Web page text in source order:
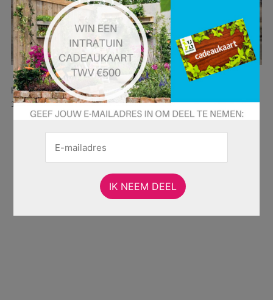
Hier is pagina 1 van 14 pagina's van de Intratuin folder, geldig van
16.06.2025 tot 22.06.2025.